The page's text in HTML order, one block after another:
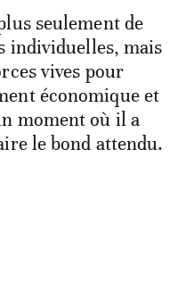
seulement de
individuelles, mais
vives pour
économique et
moment où il a
le bond attendu.